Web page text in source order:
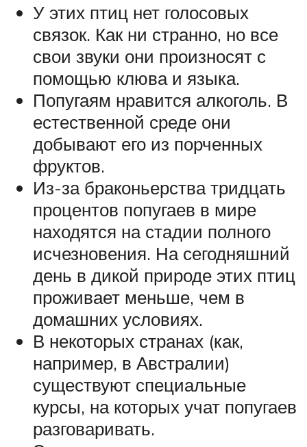
У этих птиц нет голосовых
связок. Как ни странно, но все
свои звуки они произносят с
помощью клюва и языка.
Попугаям нравится алкоголь. В
естественной среде они
добывают его из порченных
фруктов.
Из-за браконьерства тридцать
процентов попугаев в мире
находятся на стадии полного
исчезновения. На сегодняшний
день в дикой природе этих птиц
проживает меньше, чем в
домашних условиях.
В некоторых странах (как,
например, в Австралии)
существуют специальные
курсы, на которых учат попугаев
разговаривать.